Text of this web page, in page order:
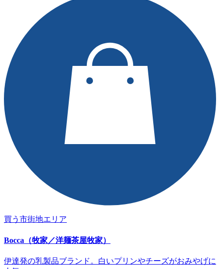
買う 市街地エリア
Bocca（牧家／洋麺茶屋牧家）
伊達発の乳製品ブランド。白いプリンやチーズがおみやげに